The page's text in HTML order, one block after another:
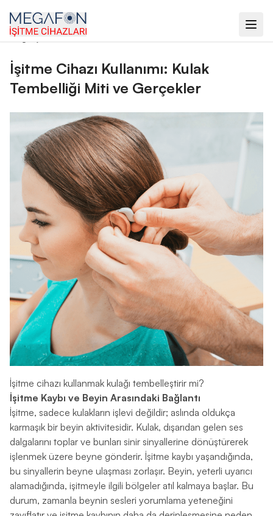
ana sayfa › blog ›
i̇şitme cihazı kullanımı: kulak tembelliği miti
ve gerçekler
İşitme Cihazı Kullanımı: Kulak
Tembelliği Miti ve Gerçekler
İşitme cihazı kullanmak kulağı tembelleştirir mi?
İşitme Kaybı ve Beyin Arasındaki Bağlantı
İşitme, sadece kulakların işlevi değildir; aslında oldukça
karmaşık bir beyin aktivitesidir. Kulak, dışarıdan gelen ses
dalgalarını toplar ve bunları sinir sinyallerine dönüştürerek
işlenmek üzere beyne gönderir. İşitme kaybı yaşandığında,
bu sinyallerin beyne ulaşması zorlaşır. Beyin, yeterli uyarıcı
alamadığında, işitmeyle ilgili bölgeler atıl kalmaya başlar. Bu
durum, zamanla beynin sesleri yorumlama yeteneğini